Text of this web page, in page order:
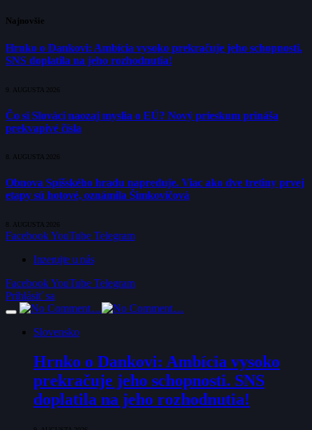
Najnovšie
Hrnko o Dankovi: Ambícia vysoko prekračuje jeho schopnosti.
SNS doplatila na jeho rozhodnutia!
9. AUGUSTA 2026
Čo si Slováci naozaj myslia o EÚ? Nový prieskum prináša
prekvapivé čísla
8. AUGUSTA 2026
Obnova Spišského hradu napreduje. Viac ako dve tretiny prvej
etapy sú hotové, oznámila Šimkovičová
8. AUGUSTA 2026
FacebookYouTube Telegram
Inzerujte u nás
FacebookYouTube Telegram
Prihlásiť sa
Slovensko
Hrnko o Dankovi: Ambícia vysoko
prekračuje jeho schopnosti. SNS
doplatila na jeho rozhodnutia!